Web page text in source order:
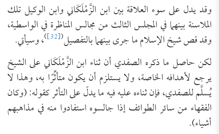
وقد يدل على سوء العلاقة بين ابن الزَّمْلَكَاني وابن الوكيل تلك
الملاسنة بينهما في المجلس الثالث من مجالس المناظرة في الواسطية،
وقد قص شيخ الإسلام ما جرى بينهما بالتفصيل(
[32]
)، وسيأتي.
لكن حاصل ما ذكره الصفدي أن ثناء ابن الزَّمْلَكَاني على الشيخ
يرجع لأهدافه الخاصة، ولا يستلزم أن يكون متأثِّرًا به، وهذا لا
يُسلَّم للصفدي، فإن ثناءه عليه فيه ما يدلّ على التأثر كقوله: (وكان
الفقهاء من سائر الطوائف إذا جالسوه استفادوا منه في مذاهبهم
أشياء).